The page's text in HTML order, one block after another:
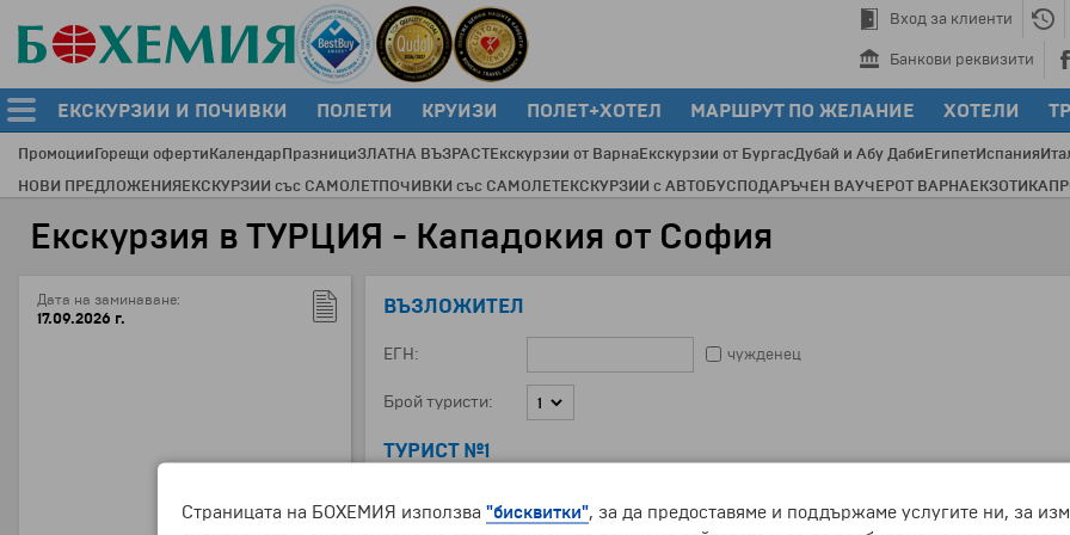
Вход за клиенти
Банкови реквизити
ЕКСКУРЗИИ И ПОЧИВКИ ПОЛЕТИ КРУИЗИ ПОЛЕТ+ХОТЕЛ МАРШРУТ ПО ЖЕЛАНИЕ ХОТЕЛИ
ПромоцииГорещи офертиКалендарПразнициЗЛАТНА ВЪЗРАСТЕкскурзии от ВарнаЕкскурзии от БургасДубай и Абу ДабиЕгипетИспания
НОВИ ПРЕДЛОЖЕНИЯЕКСКУРЗИИ със САМОЛЕТПОЧИВКИ със САМОЛЕТЕКСКУРЗИИ с АВТОБУСПОДАРЪЧЕН ВАУЧЕРОТ ВАРНАЕКЗОТИКА
Екскурзия в ТУРЦИЯ - Кападокия от София
Дата на заминаване:
17.09.2026 г. ВЪЗЛОЖИТЕЛ
ЕГН: чужденец
Брой туристи:
ТУРИСТ №1
Страницата на БОХЕМИЯ използва "бисквитки", за да предоставяме и поддържаме услугите ни, за